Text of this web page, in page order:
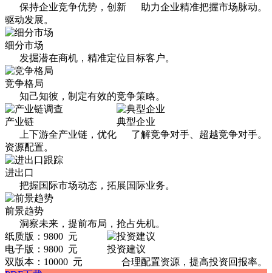
助力企业精准把握市场脉动。
保持企业竞争优势，创新
驱动发展。
细分市场
发掘潜在商机，精准定位目标客户。
竞争格局
知己知彼，制定有效的竞争策略。
典型企业
了解竞争对手、超越竞争对手。
产业链
上下游全产业链，优化
资源配置。
进出口
把握国际市场动态，拓展国际业务。
前景趋势
洞察未来，提前布局，抢占先机。
投资建议
合理配置资源，提高投资回报率。
纸质版：9800 元
电子版：9800 元
双版本：10000 元